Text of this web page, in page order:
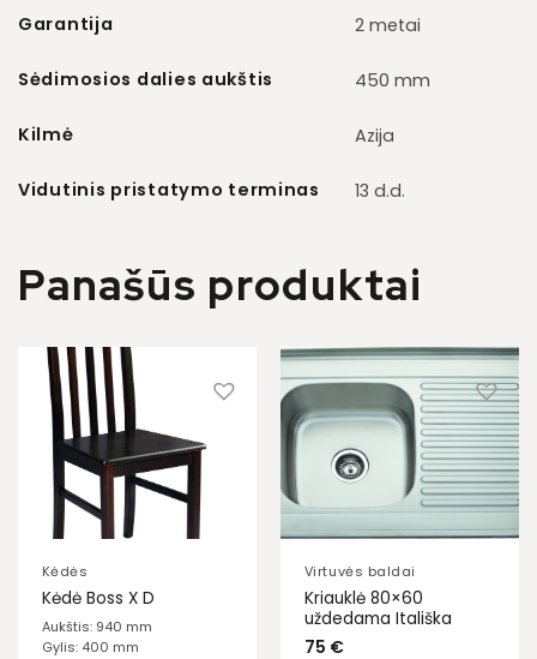
Garantija 2 metai
Sėdimosios dalies aukštis 450 mm
Kilmė Azija
Vidutinis pristatymo terminas 13 d.d.
Panašūs produktai
Kėdės
Kėdė Boss X D
Aukštis: 940 mm
Gylis: 400 mm
Virtuvės baldai
Kriauklė 80×60
uždedama Itališka
75 €